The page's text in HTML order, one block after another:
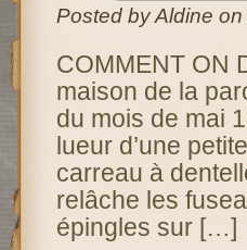
Posted by Aldine
COMMENT ON
maison de la
du mois de mai
lueur d’une
carreau à
relâche les
épingles sur […]